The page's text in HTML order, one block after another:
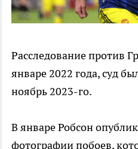
Расследование против
январе 2022 года, суд
ноябрь 2023-го.
В январе Робсон
фотографии побоев,